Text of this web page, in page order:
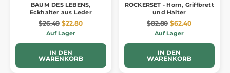
BAUM DES LEBENS,
Eckhalter aus Leder
$26.40 $22.80
Auf Lager
IN DEN
WARENKORB
ROCKERSET - Horn, Griffbrett
und Halter
$82.80 $62.40
Auf Lager
IN DEN
WARENKORB